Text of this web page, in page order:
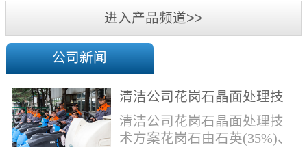
进入产品频道>>
公司新闻
清洁公司花岗石晶面处理技
术方案
清洁公司花岗石晶面处理技
术方案花岗石由石英(35%)、